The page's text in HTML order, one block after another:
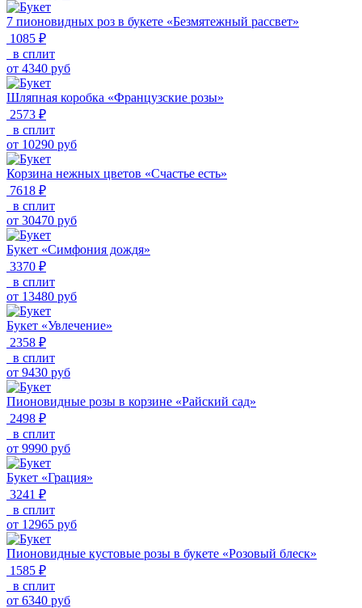
7 пионовидных роз в букете «Безмятежный рассвет»
1085 ₽
в сплит
от 4340 руб
Шляпная коробка «Французские розы»
2573 ₽
в сплит
от 10290 руб
Корзина нежных цветов «Счастье есть»
7618 ₽
в сплит
от 30470 руб
Букет «Симфония дождя»
3370 ₽
в сплит
от 13480 руб
Букет «Увлечение»
2358 ₽
в сплит
от 9430 руб
Пионовидные розы в корзине «Райский сад»
2498 ₽
в сплит
от 9990 руб
Букет «Грация»
3241 ₽
в сплит
от 12965 руб
Пионовидные кустовые розы в букете «Розовый блеск»
1585 ₽
в сплит
от 6340 руб